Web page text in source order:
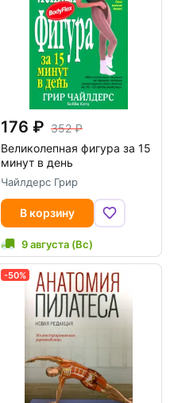
176
352
Великолепная фигура за 15
минут в день
Чайлдерс Грир
В корзину
9 августа (Вс)
-50%